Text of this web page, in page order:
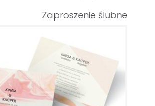
Zaproszenie ślubne